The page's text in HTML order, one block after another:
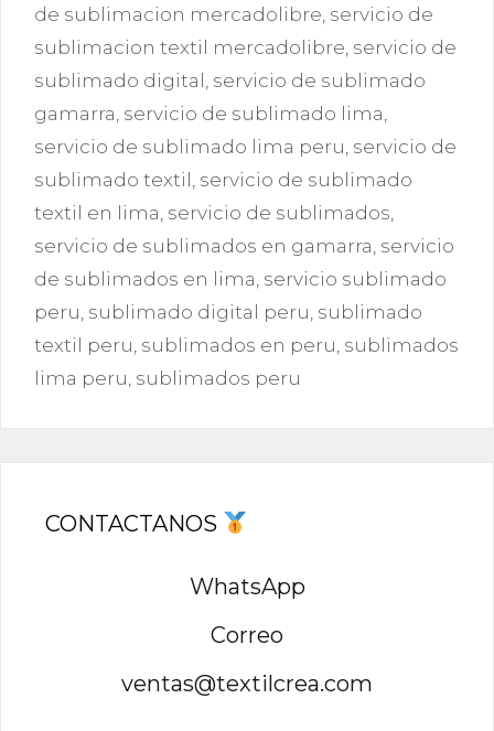
de sublimacion mercadolibre servicio de
sublimacion textil mercadolibre servicio de
sublimado digital servicio de sublimado
gamarra servicio de sublimado lima
servicio de sublimado lima peru servicio de
sublimado textil servicio de sublimado
textil en lima servicio de sublimados
servicio de sublimados en gamarra servicio
de sublimados en lima servicio sublimado
peru sublimado digital peru sublimado
textil peru sublimados en peru sublimados
lima peru sublimados peru
CONTACTANOS
WhatsApp
Correo
ventas@textilcrea.com